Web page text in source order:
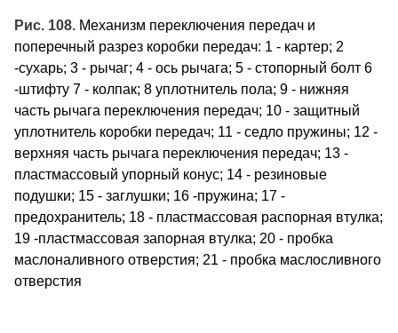
Рис. 108. Механизм переключения передач и
поперечный разрез коробки передач: 1 - картер; 2
-сухарь; 3 - рычаг; 4 - ось рычага; 5 - стопорный болт 6
-штифту 7 - колпак; 8 уплотнитель пола; 9 - нижняя
часть рычага переключения передач; 10 - защитный
уплотнитель коробки передач; 11 - седло пружины; 12 -
верхняя часть рычага переключения передач; 13 -
пластмассовый упорный конус; 14 - резиновые
подушки; 15 - заглушки; 16 -пружина; 17 -
предохранитель; 18 - пластмассовая распорная втулка;
19 -пластмассовая запорная втулка; 20 - пробка
маслоналивного отверстия; 21 - пробка маслосливного
отверстия